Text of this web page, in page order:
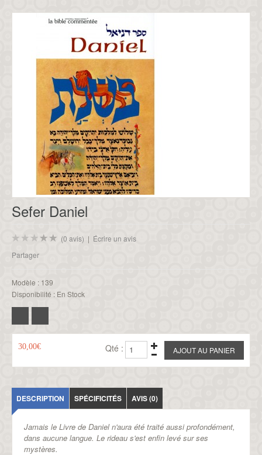
Sefer Daniel
(0 avis) | Écrire un avis
Partager
Modèle : 139
Disponibilité : En Stock
30,00€ Qté :
DESCRIPTION SPÉCIFICITÉS AVIS (0)
Jamais le Livre de Daniel n'aura été traité aussi profondément,
dans aucune langue. Le rideau s'est enfin levé sur ses
mystères.